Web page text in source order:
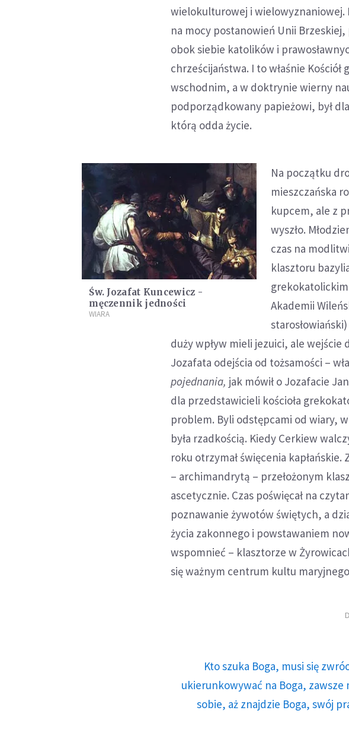
wielokulturowej i wielowyznaniowej.
na mocy postanowień Unii Brzeskiej,
obok siebie katolików i
chrześcijaństwa. I to właśnie
wschodnim, a w doktrynie wierny
podporządkowany papieżowi, był
którą odda życie.
Św. Jozafat Kuncewicz -
męczennik jedności
WIARA
Na początku
mieszczańska
kupcem, ale z
wyszło.
czas na
klasztoru
Akademii
duży wpływ mieli jezuici, ale wejście
Jozafata odejścia od tożsamości –
pojednania, jak mówił o Jozafacie
dla przedstawicieli kościoła
problem. Byli odstępcami od wiary,
była rzadkością. Kiedy Cerkiew
roku otrzymał święcenia
– archimandrytą – przełożonym
ascetycznie. Czas poświęcał na
poznawanie żywotów świętych, a
życia zakonnego i powstawaniem
wspomnieć – klasztorze w
się ważnym centrum kultu
Kto szuka Boga, musi się
ukierunkowywać na Boga,
sobie, aż znajdzie Boga, swój